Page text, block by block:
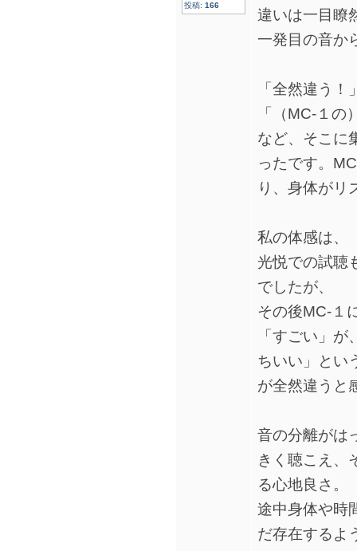
投稿: 166
違いは一目瞭
一発目の音か
「全然違う！
「（MC-１の
など、そこに
ったです。
り、身体がリ
私の体感は、
光悦での試聴
でしたが、
その後MC-１
「すごい」
ちいい」とい
が全然違うと
音の分離がは
きく聴こえ、
る心地良さ。
途中身体や時
だ存在するよ